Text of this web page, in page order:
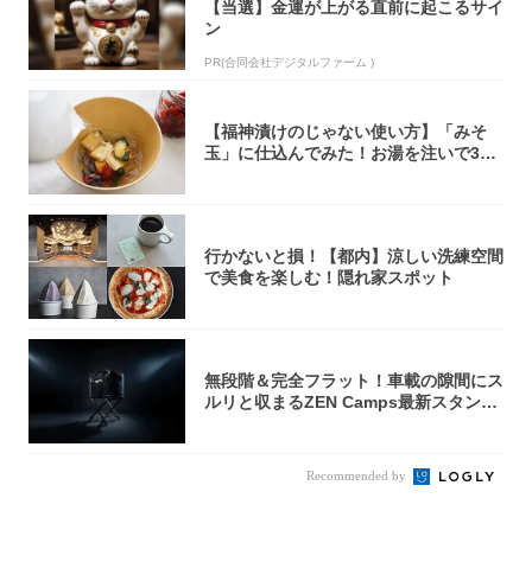
【当選】金運が上がる直前に起こるサイ
ン
PR(合同会社デジタルファーム )
【福神漬けのじゃない使い方】「みそ
玉」に仕込んでみた！お湯を注いで30
行かないと損！【都内】涼しい洗練空間
で美食を楽しむ！隠れ家スポット
無段階＆完全フラット！車載の隙間にス
ルリと収まるZEN Camps最新スタンド
Recommended by